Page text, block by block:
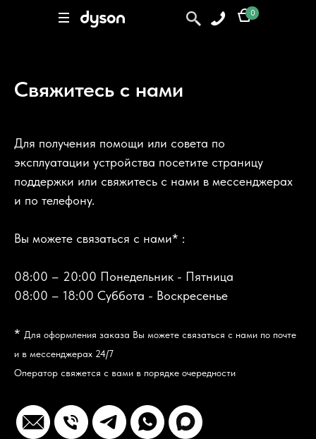
0
0
Свяжитесь с нами
Для получения помощи или совета по
эксплуатации устройства посетите страницу
поддержки или свяжитесь с нами в мессенджерах
и по телефону.
Вы можете связаться с нами* :
08:00 – 20:00 Понедельник - Пятница
08:00 – 18:00 Суббота - Воскресенье
* Для оформления заказа Вы можете связаться с нами по почте
и в мессенджерах 24/7
Оператор свяжется с вами в порядке очередности